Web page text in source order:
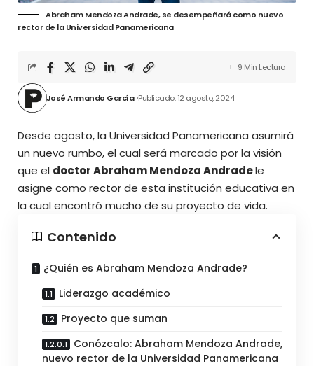
Abraham Mendoza Andrade, se desempeñará como nuevo
rector de la Universidad Panamericana
José Armando García Publicado: 12 agosto, 2024
9 Min Lectura
Desde agosto, la Universidad Panamericana asumirá
un nuevo rumbo, el cual será marcado por la visión
que el doctor Abraham Mendoza Andradele
asigne como rector de esta institución educativa en
la cual encontró mucho de su proyecto de vida.
Contenido
¿Quién es Abraham Mendoza Andrade?
Liderazgo académico
Proyecto que suman
Conózcalo: Abraham Mendoza Andrade,
nuevo rector de la Universidad Panamericana